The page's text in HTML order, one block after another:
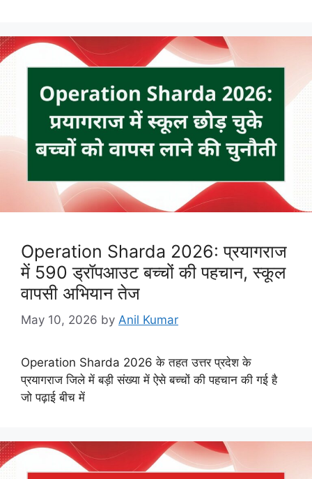
Operation Sharda 2026: प्रयागराज
में 590 ड्रॉपआउट बच्चों की पहचान, स्कूल
वापसी अभियान तेज
May 10, 2026 by Anil Kumar
Operation Sharda 2026 के तहत उत्तर प्रदेश के
प्रयागराज जिले में बड़ी संख्या में ऐसे बच्चों की पहचान की गई है
जो पढ़ाई बीच में